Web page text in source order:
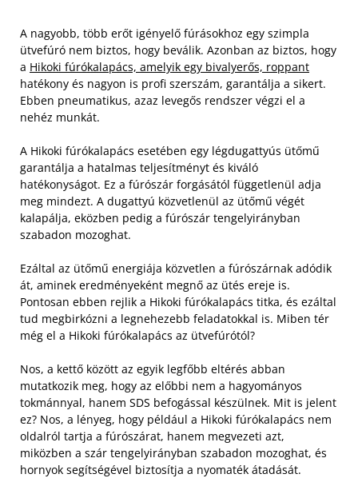
A nagyobb, több erőt igényelő fúrásokhoz egy szimpla
ütvefúró nem biztos, hogy beválik. Azonban az biztos, hogy
a Hikoki fúrókalapács, amelyik egy bivalyerős, roppant
hatékony és nagyon is profi szerszám, garantálja a sikert.
Ebben pneumatikus, azaz levegős rendszer végzi el a
nehéz munkát.
A Hikoki fúrókalapács esetében egy légdugattyús ütőmű
garantálja a hatalmas teljesítményt és kiváló
hatékonyságot. Ez a fúrószár forgásától függetlenül adja
meg mindezt. A dugattyú közvetlenül az ütőmű végét
kalapálja, eközben pedig a fúrószár tengelyirányban
szabadon mozoghat.
Ezáltal az ütőmű energiája közvetlen a fúrószárnak adódik
át, aminek eredményeként megnő az ütés ereje is.
Pontosan ebben rejlik a Hikoki fúrókalapács titka, és ezáltal
tud megbirkózni a legnehezebb feladatokkal is. Miben tér
még el a Hikoki fúrókalapács az ütvefúrótól?
Nos, a kettő között az egyik legfőbb eltérés abban
mutatkozik meg, hogy az előbbi nem a hagyományos
tokmánnyal, hanem SDS befogással készülnek. Mit is jelent
ez? Nos, a lényeg, hogy például a Hikoki fúrókalapács nem
oldalról tartja a fúrószárat, hanem megvezeti azt,
miközben a szár tengelyirányban szabadon mozoghat, és
hornyok segítségével biztosítja a nyomaték átadását.